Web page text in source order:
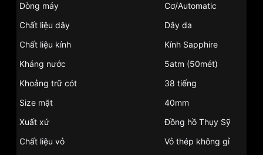
Dòng máy
Cơ/Automatic
Chất liệu dây
Dây da
Chất liệu kính
Kính Sapphire
Kháng nước
5atm (50mét)
Khoảng trữ cót
38 tiếng
Size mặt
40mm
Xuất xứ
Đồng hồ Thụy Sỹ
Chất liệu vỏ
Vỏ thép không gỉ